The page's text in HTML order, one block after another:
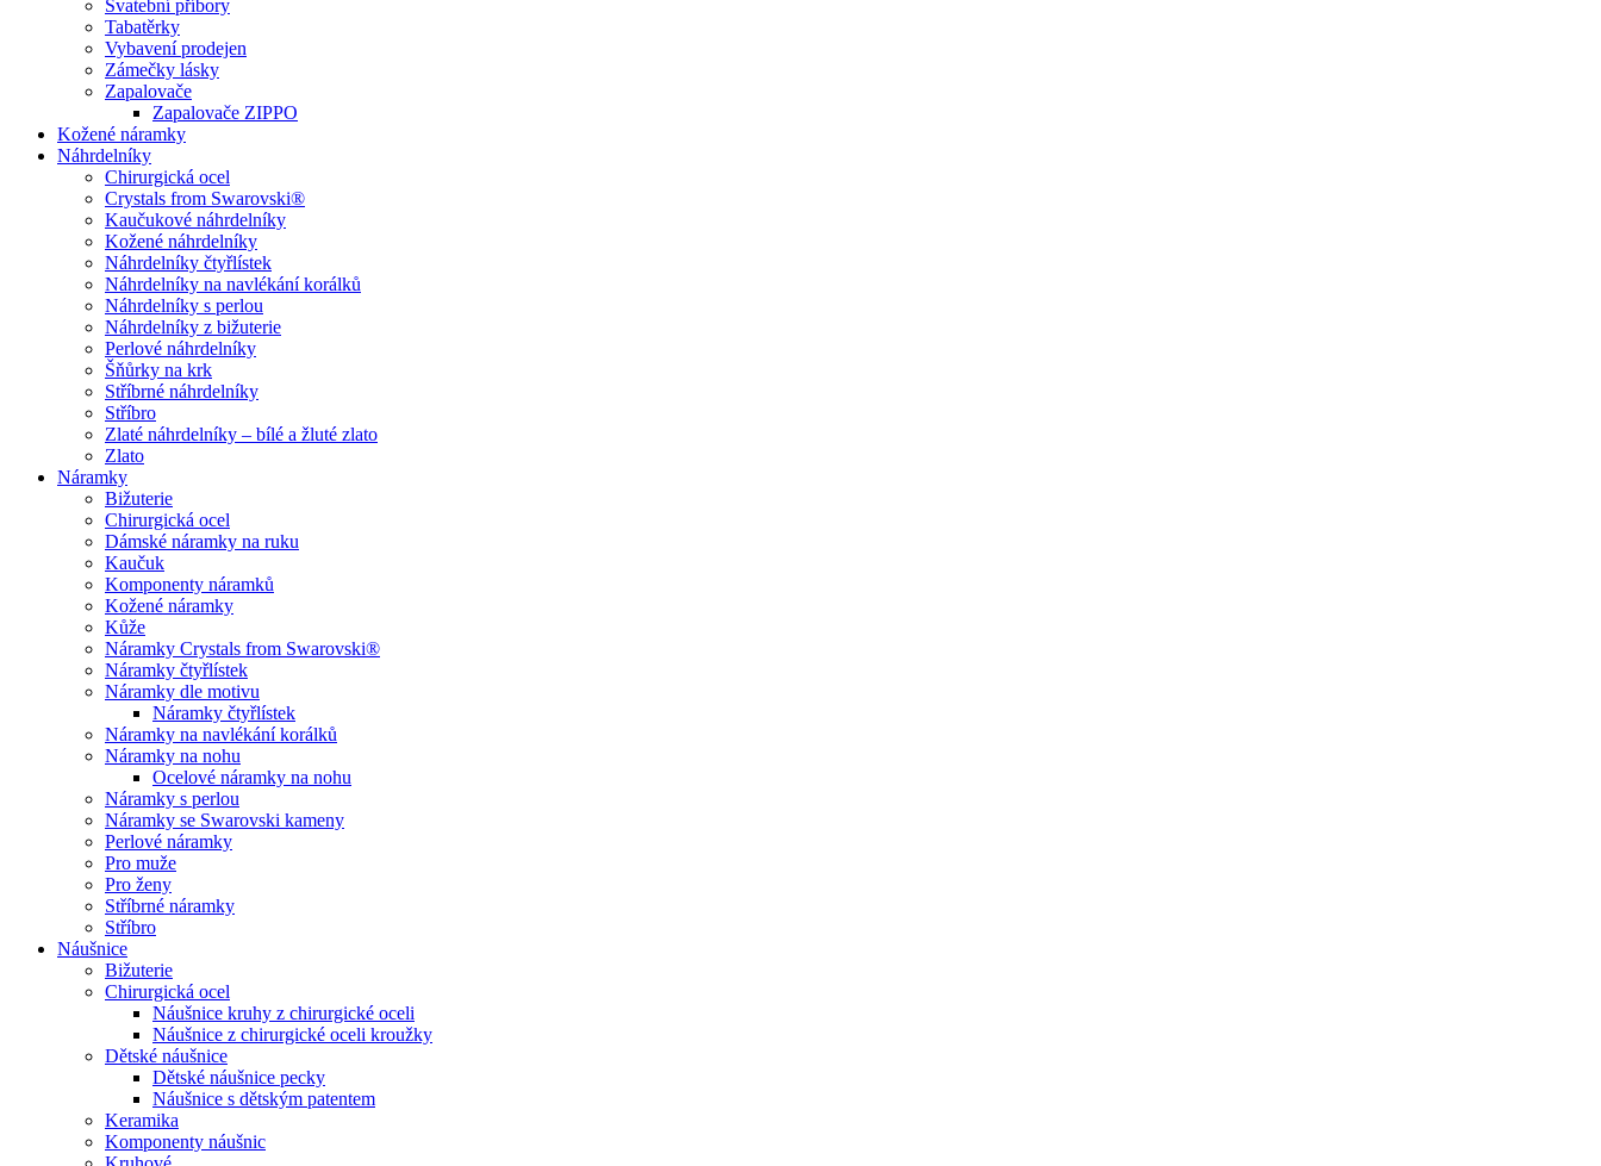
Svatební příbory
Tabatěrky
Vybavení prodejen
Zámečky lásky
Zapalovače
Zapalovače ZIPPO
Kožené náramky
Náhrdelníky
Chirurgická ocel
Crystals from Swarovski®
Kaučukové náhrdelníky
Kožené náhrdelníky
Náhrdelníky čtyřlístek
Náhrdelníky na navlékání korálků
Náhrdelníky s perlou
Náhrdelníky z bižuterie
Perlové náhrdelníky
Šňůrky na krk
Stříbrné náhrdelníky
Stříbro
Zlaté náhrdelníky – bílé a žluté zlato
Zlato
Náramky
Bižuterie
Chirurgická ocel
Dámské náramky na ruku
Kaučuk
Komponenty náramků
Kožené náramky
Kůže
Náramky Crystals from Swarovski®
Náramky čtyřlístek
Náramky dle motivu
Náramky čtyřlístek
Náramky na navlékání korálků
Náramky na nohu
Ocelové náramky na nohu
Náramky s perlou
Náramky se Swarovski kameny
Perlové náramky
Pro muže
Pro ženy
Stříbrné náramky
Stříbro
Náušnice
Bižuterie
Chirurgická ocel
Náušnice kruhy z chirurgické oceli
Náušnice z chirurgické oceli kroužky
Dětské náušnice
Dětské náušnice pecky
Náušnice s dětským patentem
Keramika
Komponenty náušnic